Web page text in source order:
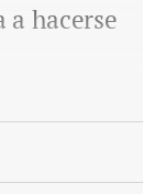
a hacerse